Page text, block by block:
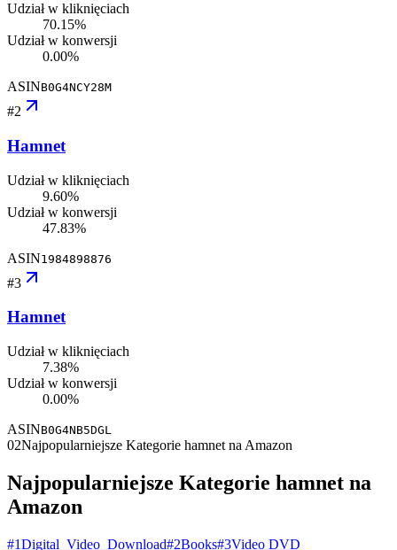
Udział w kliknięciach
70.15%
Udział w konwersji
0.00%
ASINB0G4NCY28M
#2
Hamnet
Udział w kliknięciach
9.60%
Udział w konwersji
47.83%
ASIN1984898876
#3
Hamnet
Udział w kliknięciach
7.38%
Udział w konwersji
0.00%
ASINB0G4NB5DGL
02Najpopularniejsze Kategorie hamnet na Amazon
Najpopularniejsze Kategorie hamnet na
Amazon
#1Digital_Video_Download#2Books#3Video DVD